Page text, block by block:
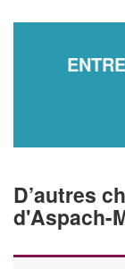
D’autres
d'Aspach-